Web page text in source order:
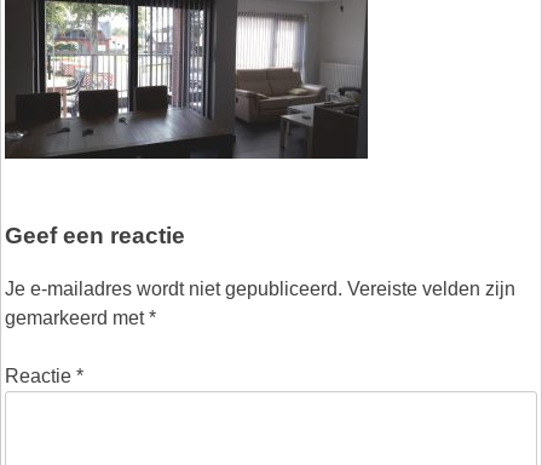
Geef een reactie
Je e-mailadres wordt niet gepubliceerd. Vereiste velden zijn
gemarkeerd met*
Reactie *